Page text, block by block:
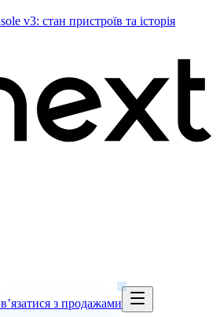
v3: стан пристроїв та історія
з продажами